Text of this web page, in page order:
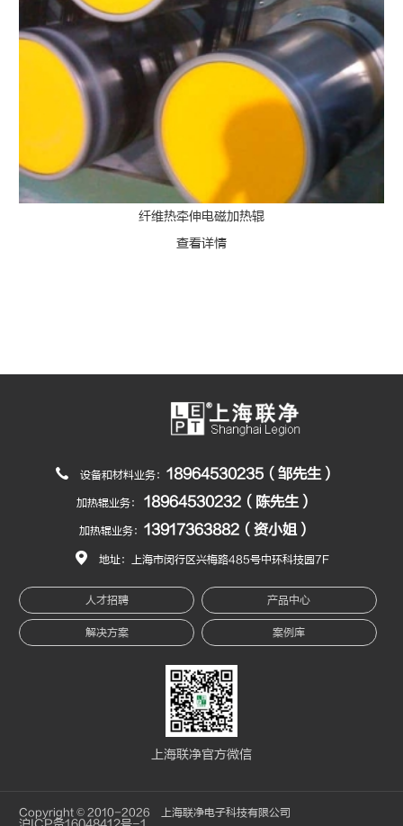
纤维热牵伸电磁加热辊
查看详情
设备和材料业务： 18964530235（邹先生）
加热辊业务： 18964530232（陈先生）
加热辊业务： 13917363882（资小姐）
地址：上海市闵行区兴梅路485号中环科技园7F
人才招聘 产品中心
解决方案 案例库
上海联净官方微信
Copyright © 2010-2026 上海联净电子科技有限公司